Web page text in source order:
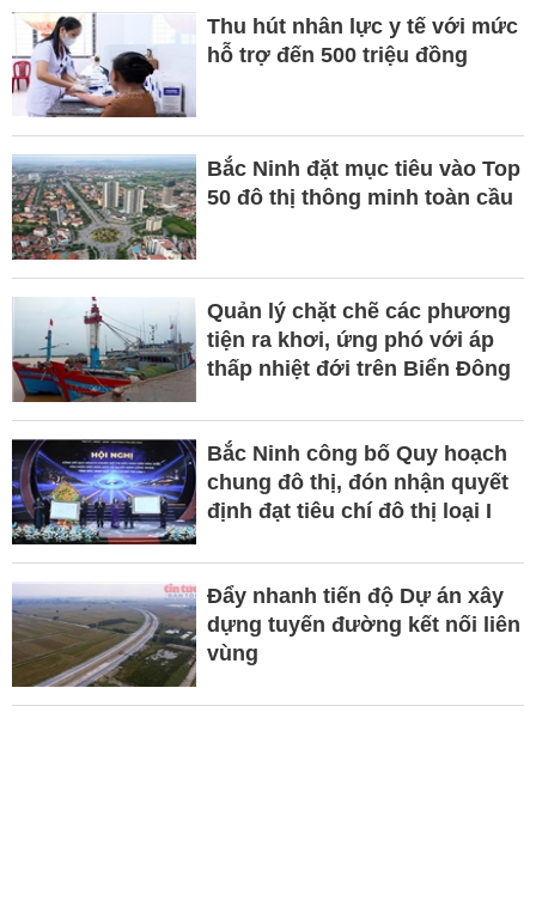
Thu hút nhân lực y tế với mức
hỗ trợ đến 500 triệu đồng
Bắc Ninh đặt mục tiêu vào Top
50 đô thị thông minh toàn cầu
Quản lý chặt chẽ các phương
tiện ra khơi, ứng phó với áp
thấp nhiệt đới trên Biển Đông
Bắc Ninh công bố Quy hoạch
chung đô thị, đón nhận quyết
định đạt tiêu chí đô thị loại I
Đẩy nhanh tiến độ Dự án xây
dựng tuyến đường kết nối liên
vùng